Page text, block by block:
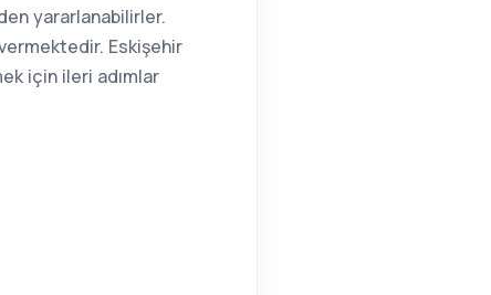
yararlanabilirler.
Eskişehir
için ileri adımlar